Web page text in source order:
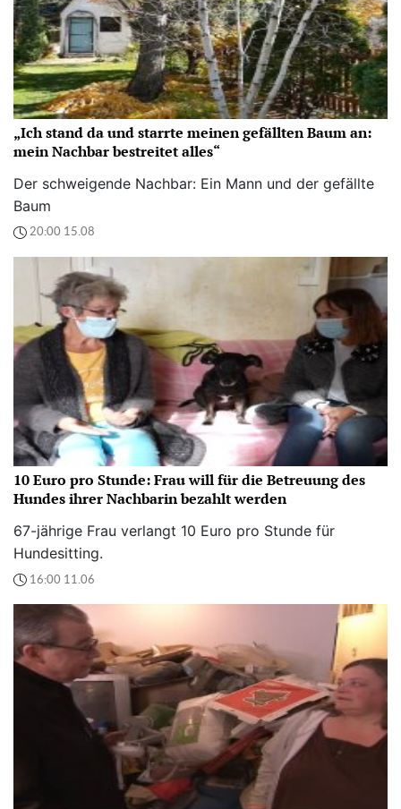
„Ich stand da und starrte meinen gefällten Baum an:
mein Nachbar bestreitet alles“
Der schweigende Nachbar: Ein Mann und der gefällte
Baum
20:00 15.08
10 Euro pro Stunde: Frau will für die Betreuung des
Hundes ihrer Nachbarin bezahlt werden
67-jährige Frau verlangt 10 Euro pro Stunde für
Hundesitting.
16:00 11.06